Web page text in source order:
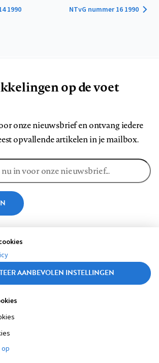
1990 NTvG nummer 16 1990
op de voet
onze nieuwsbrief en ontvang iedere
opvallende artikelen in je mailbox.
Volg
ons
op
Bluesky
Volg
ons
Volg
ons
Volg
ons
Disclaimer
AANBEVOLEN INSTELLINGEN